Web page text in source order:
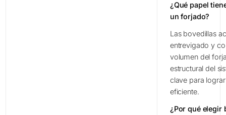
¿Qué papel
un forjado?
Las bovedillas
entrevigado y
volumen del
estructural del
clave para
eficiente.
¿Por qué elegir